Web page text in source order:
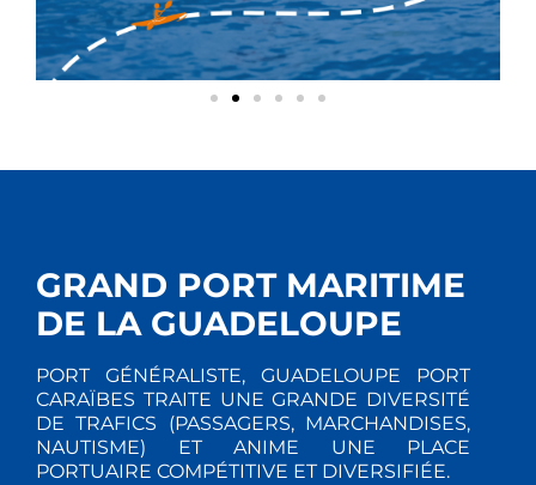
GRAND PORT MARITIME
DE LA GUADELOUPE
PORT GÉNÉRALISTE, GUADELOUPE PORT
CARAÏBES TRAITE UNE GRANDE DIVERSITÉ
DE TRAFICS (PASSAGERS, MARCHANDISES,
NAUTISME) ET ANIME UNE PLACE
PORTUAIRE COMPÉTITIVE ET DIVERSIFIÉE.